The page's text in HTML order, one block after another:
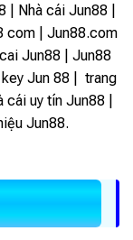
Nhà cái Jun88 |
com | Jun88.com
Jun88 | Jun88
key Jun 88 | trang
uy tín Jun88 |
Jun88.